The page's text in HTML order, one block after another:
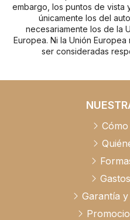
embargo, los puntos de vista
únicamente los del
necesariamente los de la
Europea. Ni la Unión
ser consideradas
Garantía